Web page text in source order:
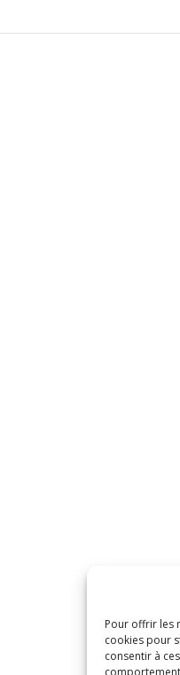
Pour offrir les
cookies pour
consentir à